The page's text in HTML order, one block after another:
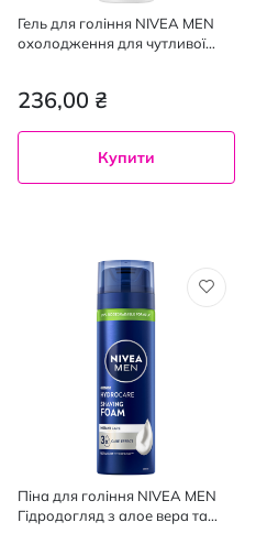
Гель для гоління NIVEA MEN
охолодження для чутливої
236,00 ₴
Купити
Піна для гоління NIVEA MEN
Гідродогляд з алое вера та